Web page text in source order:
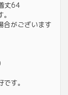
丈64
合がございます
す。